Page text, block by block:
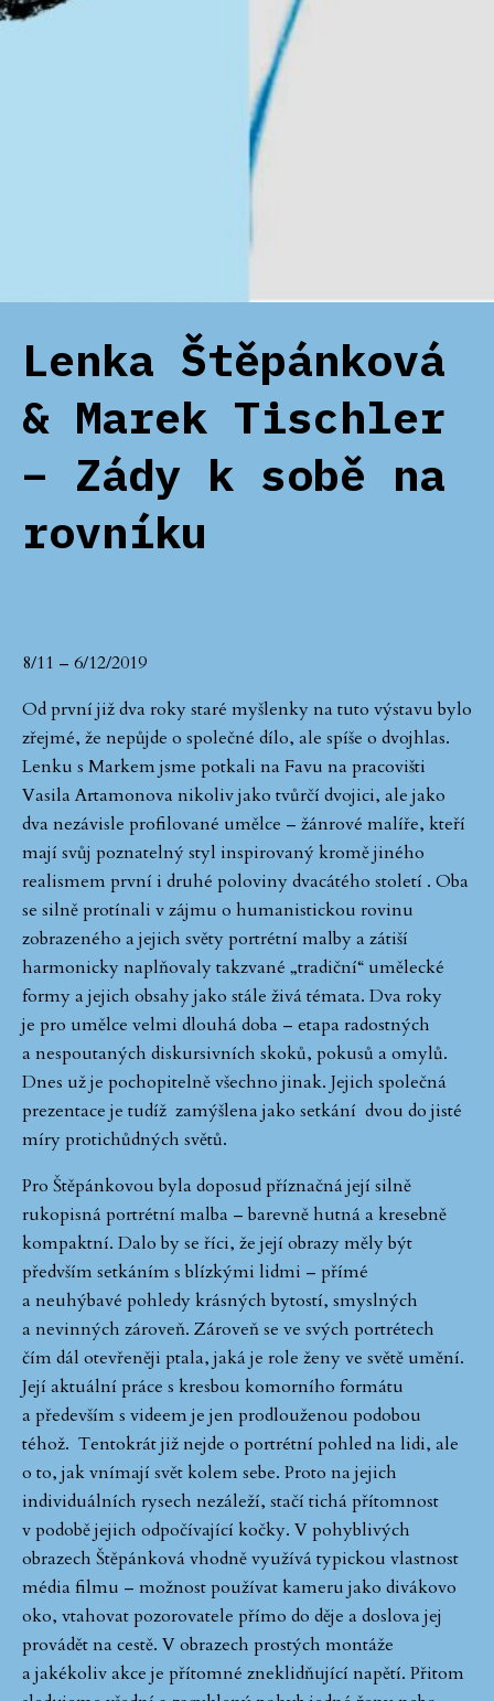
Lenka Štěpánková
& Marek Tischler
– Zády k sobě na
rovníku
8/11 – 6/12/2019
Od první již dva roky staré myšlenky na tuto výstavu bylo
zřejmé, že nepůjde o společné dílo, ale spíše o dvojhlas.
Lenku s Markem jsme potkali na Favu na pracovišti
Vasila Artamonova nikoliv jako tvůrčí dvojici, ale jako
dva nezávisle profilované umělce – žánrové malíře, kteří
mají svůj poznatelný styl inspirovaný kromě jiného
realismem první i druhé poloviny dvacátého století . Oba
se silně protínali v zájmu o humanistickou rovinu
zobrazeného a jejich světy portrétní malby a zátiší
harmonicky naplňovaly takzvané „tradiční“ umělecké
formy a jejich obsahy jako stále živá témata. Dva roky
je pro umělce velmi dlouhá doba – etapa radostných
a nespoutaných diskursivních skoků, pokusů a omylů.
Dnes už je pochopitelně všechno jinak. Jejich společná
prezentace je tudíž zamýšlena jako setkání dvou do jisté
míry protichůdných světů.
Pro Štěpánkovou byla doposud příznačná její silně
rukopisná portrétní malba – barevně hutná a kresebně
kompaktní. Dalo by se říci, že její obrazy měly být
předvším setkáním s blízkými lidmi – přímé
a neuhýbavé pohledy krásných bytostí, smyslných
a nevinných zároveň. Zároveň se ve svých portrétech
čím dál otevřeněji ptala, jaká je role ženy ve světě umění.
Její aktuální práce s kresbou komorního formátu
a především s videem je jen prodlouženou podobou
téhož. Tentokrát již nejde o portrétní pohled na lidi, ale
o to, jak vnímají svět kolem sebe. Proto na jejich
individuálních rysech nezáleží, stačí tichá přítomnost
v podobě jejich odpočívající kočky. V pohyblivých
obrazech Štěpánková vhodně využívá typickou vlastnost
média filmu – možnost používat kameru jako divákovo
oko, vtahovat pozorovatele přímo do děje a doslova jej
provádět na cestě. V obrazech prostých montáže
a jakékoliv akce je přítomné zneklidňující napětí. Přitom